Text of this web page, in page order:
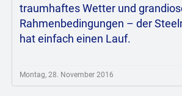
traumhaftes Wetter und
Rahmenbedingungen – der
hat einfach einen Lauf.
Montag, 28. November 2016